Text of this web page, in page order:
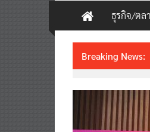
ธุรกิจ/ตล
Breaking News: